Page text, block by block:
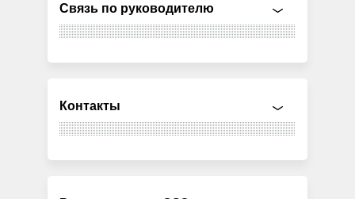
Связь по руководителю
Контакты